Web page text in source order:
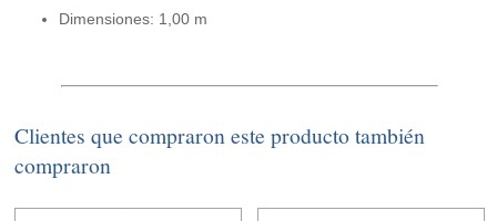
Dimensiones: 1,00 m
Clientes que compraron este producto también
compraron